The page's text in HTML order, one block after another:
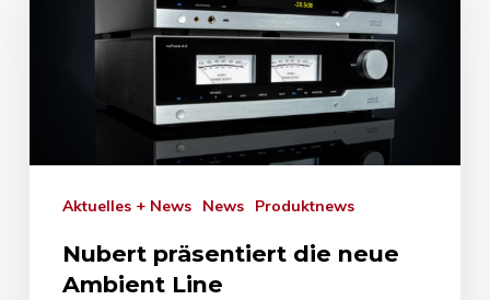
Aktuelles + News News Produktnews
Nubert präsentiert die neue
Ambient Line